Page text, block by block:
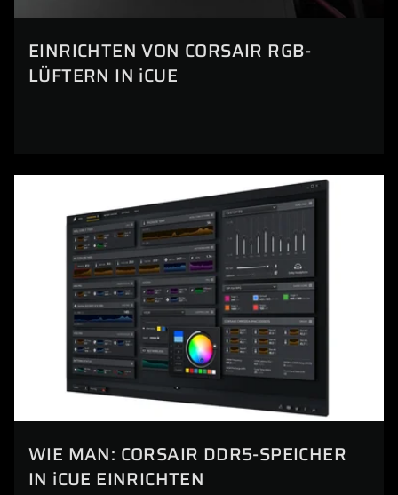
EINRICHTEN VON CORSAIR RGB-
LÜFTERN IN iCUE
WIE MAN: CORSAIR DDR5-SPEICHER
IN iCUE EINRICHTEN